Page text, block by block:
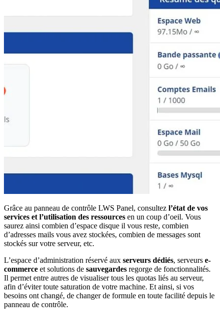
Grâce au panneau de contrôle LWS Panel, consultez l’état de vos
services et l’utilisation des ressources en un coup d’oeil. Vous
saurez ainsi combien d’espace disque il vous reste, combien
d’adresses mails vous avez stockées, combien de messages sont
stockés sur votre serveur, etc.
L’espace d’administration réservé aux serveurs dédiés, serveurs e-
commerce et solutions de sauvegardes regorge de fonctionnalités.
Il permet entre autres de visualiser tous les quotas liés au serveur,
afin d’éviter toute saturation de votre machine. Et ainsi, si vos
besoins ont changé, de changer de formule en toute facilité depuis le
panneau de contrôle.